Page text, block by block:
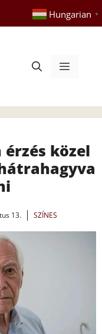
Hungarian ▼
Menü
közel
13. SZÍNES